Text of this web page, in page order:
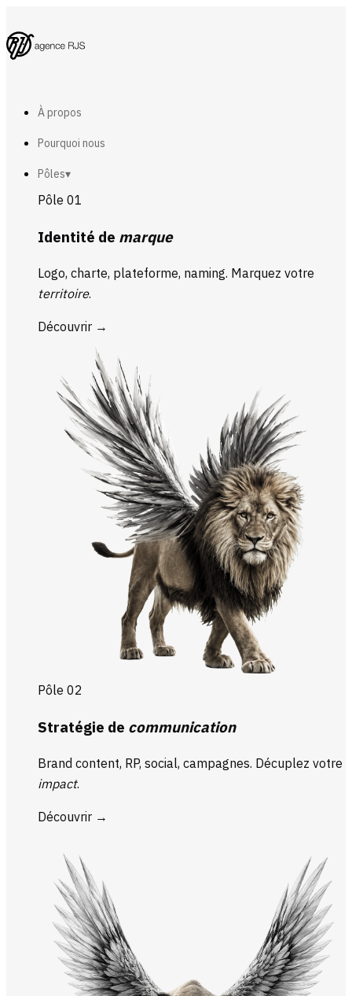
À propos
Pourquoi nous
Pôles▾
Pôle 01
Identité de marque
Logo, charte, plateforme, naming. Marquez votre
territoire.
Découvrir →
Pôle 02
Stratégie de communication
Brand content, RP, social, campagnes. Décuplez votre
impact.
Découvrir →